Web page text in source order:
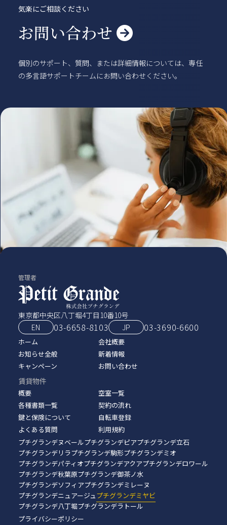
気楽にご相談ください
お問い合わせ 
個別のサポート、質問、または詳細情報については、専任
の多言語サポートチームにお問い合わせください。
管理者
東京都中央区八丁堀4丁目10番10号
EN
03-6658-8103 JP 03‑3690‑6600
ホーム
会社概要
お知らせ全般
新着情報
キャンペーン
お問い合わせ
賃貸物件
概要
空室一覧
各種書類一覧
契約の流れ
鍵と保険について
自転車登録
よくある質問
利用規約
プチグランデヌベールプチグランデピアプチグランデ立石
プチグランデリラプチグランデ駒形プチグランデミオ
プチグランデパティオプチグランデアクアプチグランデロワール
プチグランデ秋葉原プチグランデ御茶ノ水
プチグランデソフィアプチグランデミレーヌ
プチグランデニュアージュ プチグランデミヤビ
プチグランデ八丁堀プチグランデラトール
プライバシーポリシー